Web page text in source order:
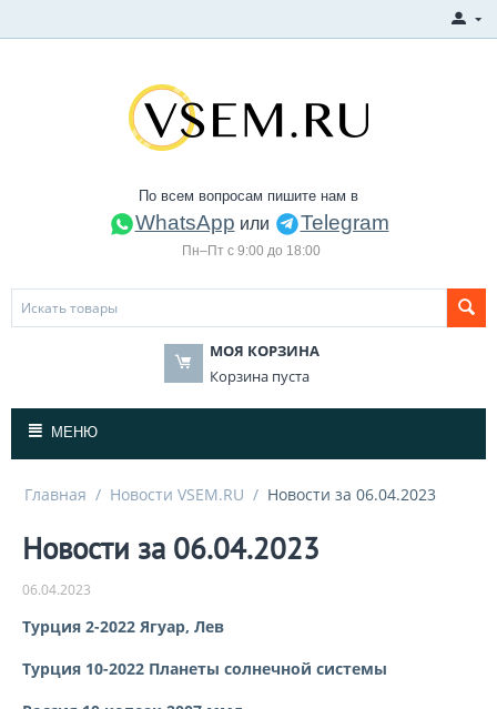
По всем вопросам пишите нам в
WhatsApp или Telegram
Пн–Пт с 9:00 до 18:00
МОЯ КОРЗИНА
Корзина пуста
МЕНЮ
Главная / Новости VSEM.RU / Новости за 06.04.2023
Новости за 06.04.2023
06.04.2023
Турция 2-2022 Ягуар, Лев
Турция 10-2022 Планеты солнечной системы